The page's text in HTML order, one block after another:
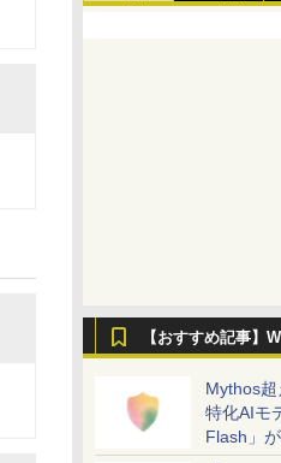
【おすすめ記事】
Mythos超
特化AIモ
Flash」